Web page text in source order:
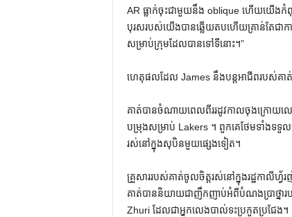
AR ធ្លាក់ចុះជាមួយនឹង oblique ហើយយើងកំពុ
បុរសរបស់យើងបានឆ្លើយតបហើយគ្រាន់តែជាក
សម្រាប់ក្រុមដែលបានទៅទីនោះ។”
ហេតុផលដែល James នឹងបន្តអាជីពរបស់គា
គាត់បានចំណាយពេលពីររដូវកាលចុងក្រោយលេ
បម្រុងសម្រាប់ Lakers ។ ពួកគេថែមទាំងទទួល
រស់នៅក្នុងសុបិនមួយផ្សេងទៀត។
គ្រួសាររបស់គាត់ចូលចិត្តរស់នៅក្នុងរដ្ឋកាលីហ្
គាត់បាននិយាយជាញឹកញាប់អំពីបំណងប្រាថ្នារប
Zhuri ដែលជាអ្នកលេងបាល់ទះប្រកួតប្រជែង។